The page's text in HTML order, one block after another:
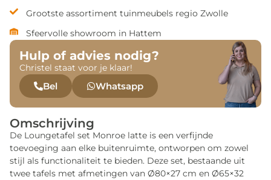
Grootste assortiment tuinmeubels regio Zwolle
Sfeervolle showroom in Hattem
Hulp of advies nodig?
Christel staat voor je klaar!
Bel Whatsapp
Omschrijving
De Loungetafel set Monroe latte is een verfijnde
toevoeging aan elke buitenruimte, ontworpen om zowel
stijl als functionaliteit te bieden. Deze set, bestaande uit
twee tafels met afmetingen van Ø80×27 cm en Ø65×32